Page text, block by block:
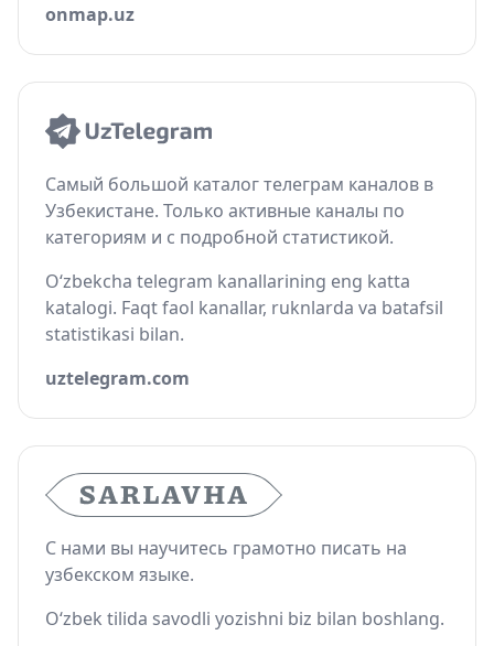
onmap.uz
Самый большой каталог телеграм каналов в
Узбекистане. Только активные каналы по
категориям и с подробной статистикой.
O‘zbekcha telegram kanallarining eng katta
katalogi. Faqt faol kanallar, ruknlarda va batafsil
statistikasi bilan.
uztelegram.com
С нами вы научитесь грамотно писать на
узбекском языке.
O‘zbek tilida savodli yozishni biz bilan boshlang.